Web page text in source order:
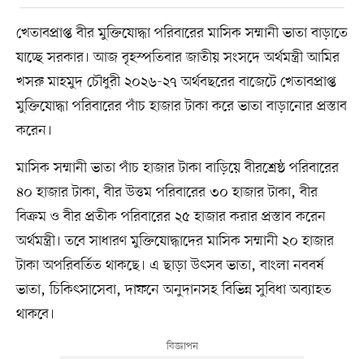
খেতাবপ্রাপ্ত বীর মুক্তিযোদ্ধা পরিবারের মাসিক সম্মানী ভাতা বাড়াতে
যাচ্ছে সরকার। আজ বৃহস্পতিবার জাতীয় সংসদে অর্থমন্ত্রী আমির
খসরু মাহমুদ চৌধুরী ২০২৬-২৭ অর্থবছরের বাজেটে খেতাবপ্রাপ্ত
মুক্তিযোদ্ধা পরিবারের পাঁচ হাজার টাকা করে ভাতা বাড়ানোর প্রস্তাব
করেন।
মাসিক সম্মানী ভাতা পাঁচ হাজার টাকা বাড়িয়ে বীরশ্রেষ্ঠ পরিবারের
৪০ হাজার টাকা, বীর উত্তম পরিবারের ৩০ হাজার টাকা, বীর
বিক্রম ও বীর প্রতীক পরিবারের ২৫ হাজার করার প্রস্তাব করেন
অর্থমন্ত্রী। তবে সাধারণ মুক্তিযোদ্ধাদের মাসিক সম্মানী ২০ হাজার
টাকা অপরিবর্তিত থাকছে। এ ছাড়া উৎসব ভাতা, বাংলা নববর্ষ
ভাতা, চিকিৎসাসেবা, দাফনে অনুদানসহ বিভিন্ন সুবিধা অব্যাহত
থাকবে।